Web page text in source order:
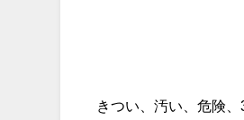
きつい、汚い、危険